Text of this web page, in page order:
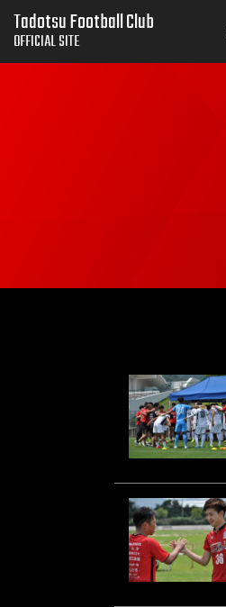
Tadotsu Football Club
OFFICIAL SITE